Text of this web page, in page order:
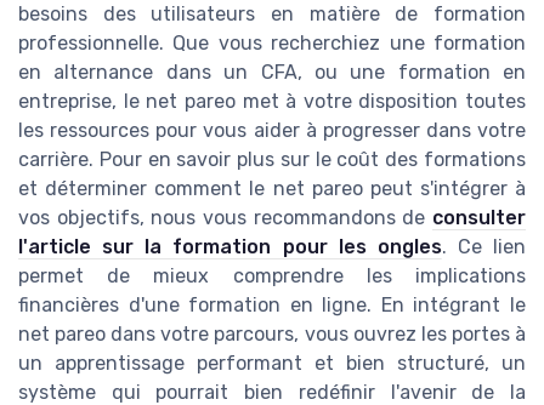
besoins des utilisateurs en matière de formation
professionnelle. Que vous recherchiez une formation
en alternance dans un CFA, ou une formation en
entreprise, le net pareo met à votre disposition toutes
les ressources pour vous aider à progresser dans votre
carrière. Pour en savoir plus sur le coût des formations
et déterminer comment le net pareo peut s'intégrer à
vos objectifs, nous vous recommandons de consulter
l'article sur la formation pour les ongles. Ce lien
permet de mieux comprendre les implications
financières d'une formation en ligne. En intégrant le
net pareo dans votre parcours, vous ouvrez les portes à
un apprentissage performant et bien structuré, un
système qui pourrait bien redéfinir l'avenir de la